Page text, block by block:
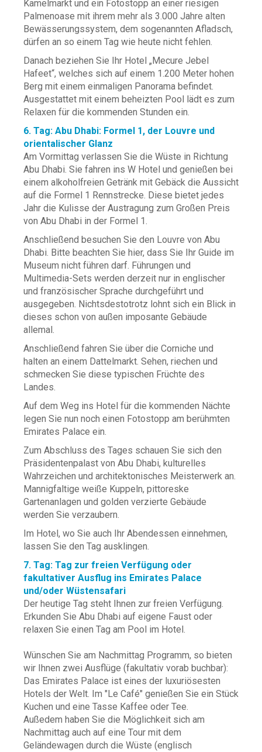
Kamelmarkt und ein Fotostopp an einer riesigen
Palmenoase mit ihrem mehr als 3.000 Jahre alten
Bewässerungssystem, dem sogenannten Afladsch,
dürfen an so einem Tag wie heute nicht fehlen.
Danach beziehen Sie Ihr Hotel „Mecure Jebel
Hafeet“, welches sich auf einem 1.200 Meter hohen
Berg mit einem einmaligen Panorama befindet.
Ausgestattet mit einem beheizten Pool lädt es zum
Relaxen für die kommenden Stunden ein.
6. Tag: Abu Dhabi: Formel 1, der Louvre und
orientalischer Glanz
Am Vormittag verlassen Sie die Wüste in Richtung
Abu Dhabi. Sie fahren ins W Hotel und genießen bei
einem alkoholfreien Getränk mit Gebäck die Aussicht
auf die Formel 1 Rennstrecke. Diese bietet jedes
Jahr die Kulisse der Austragung zum Großen Preis
von Abu Dhabi in der Formel 1.
Anschließend besuchen Sie den Louvre von Abu
Dhabi. Bitte beachten Sie hier, dass Sie Ihr Guide im
Museum nicht führen darf. Führungen und
Multimedia-Sets werden derzeit nur in englischer
und französischer Sprache durchgeführt und
ausgegeben. Nichtsdestotrotz lohnt sich ein Blick in
dieses schon von außen imposante Gebäude
allemal.
Anschließend fahren Sie über die Corniche und
halten an einem Dattelmarkt. Sehen, riechen und
schmecken Sie diese typischen Früchte des
Landes.
Auf dem Weg ins Hotel für die kommenden Nächte
legen Sie nun noch einen Fotostopp am berühmten
Emirates Palace ein.
Zum Abschluss des Tages schauen Sie sich den
Präsidentenpalast von Abu Dhabi, kulturelles
Wahrzeichen und architektonisches Meisterwerk an.
Mannigfaltige weiße Kuppeln, pittoreske
Gartenanlagen und golden verzierte Gebäude
werden Sie verzaubern.
Im Hotel, wo Sie auch Ihr Abendessen einnehmen,
lassen Sie den Tag ausklingen.
7. Tag: Tag zur freien Verfügung oder
fakultativer Ausflug ins Emirates Palace
und/oder Wüstensafari
Der heutige Tag steht Ihnen zur freien Verfügung.
Erkunden Sie Abu Dhabi auf eigene Faust oder
relaxen Sie einen Tag am Pool im Hotel.
Wünschen Sie am Nachmittag Programm, so bieten
wir Ihnen zwei Ausflüge (fakultativ vorab buchbar):
Das Emirates Palace ist eines der luxuriösesten
Hotels der Welt. Im "Le Café" genießen Sie ein Stück
Kuchen und eine Tasse Kaffee oder Tee.
Außedem haben Sie die Möglichkeit sich am
Nachmittag auch auf eine Tour mit dem
Geländewagen durch die Wüste (englisch